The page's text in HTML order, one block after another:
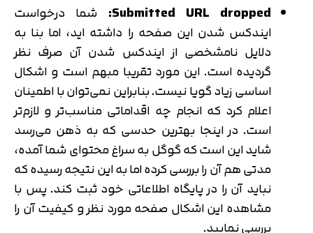
Submitted URL dropped:
شما درخواست
ایندکس شدن این صفحه را داشته اید، اما بنا به
دلایل نامشخصی از ایندکس شدن آن صرف نظر
گردیده است. این مورد تقریبا مبهم است و اشکال
اساسی زیاد گویا نیست. بنابراین نمی‌توان با اطمینان
اعلام کرد که انجام چه اقداماتی مناسب‌تر و لازم‌تر
است. در اینجا بهترین حدسی که به ذهن می‌رسد
شاید این است که گوگل به سراغ محتوای شما آمده،
مدتی هم آن را بررسی کرده اما به این نتیجه رسیده که
نباید آن را در پایگاه اطلاعاتی خود ثبت کند. پس با
مشاهده این اشکال صفحه مورد نظر و کیفیت آن را
بررسی نمایید.